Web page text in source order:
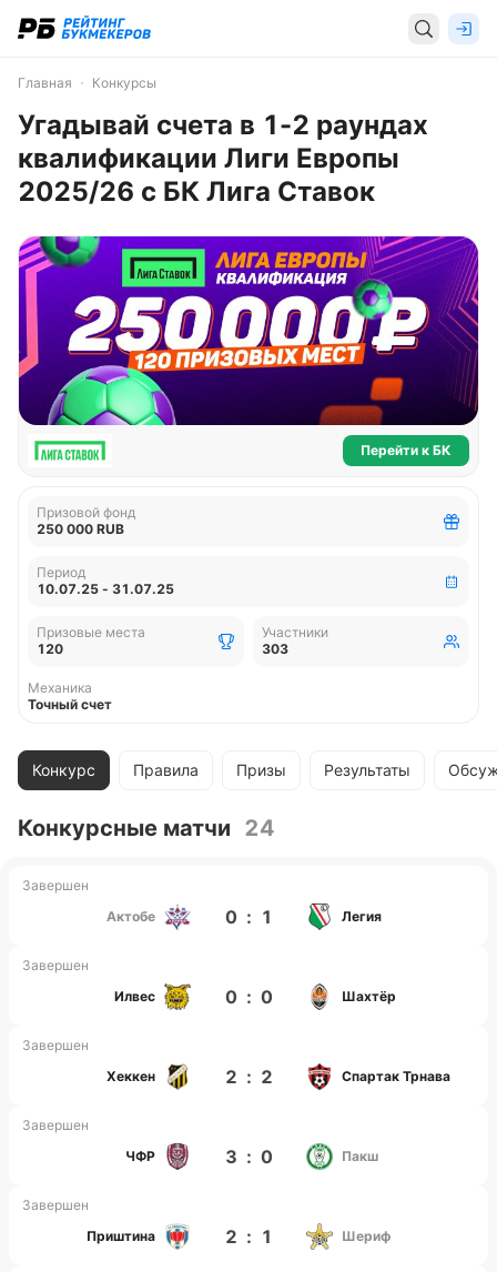
Главная Конкурсы
Угадывай счета в 1-2 раундах
квалификации Лиги Европы
2025/26 с БК Лига Ставок
Перейти к БК
Призовой фонд
250 000 RUB
Период
10.07.25 - 31.07.25
Призовые места
120
Участники
303
Механика
Точный счет
Конкурс Правила Призы Результаты
Конкурсные матчи 24
Завершен
Актобе
0 : 1 Легия
Завершен
Илвес
0 : 0 Шахтёр
Завершен
Хеккен
2 : 2 Спартак Трнава
Завершен
ЧФР
3 : 0 Пакш
Завершен
Приштина
2 : 1 Шериф